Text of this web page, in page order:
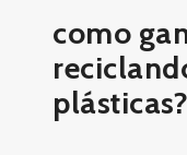
como
plásticas?